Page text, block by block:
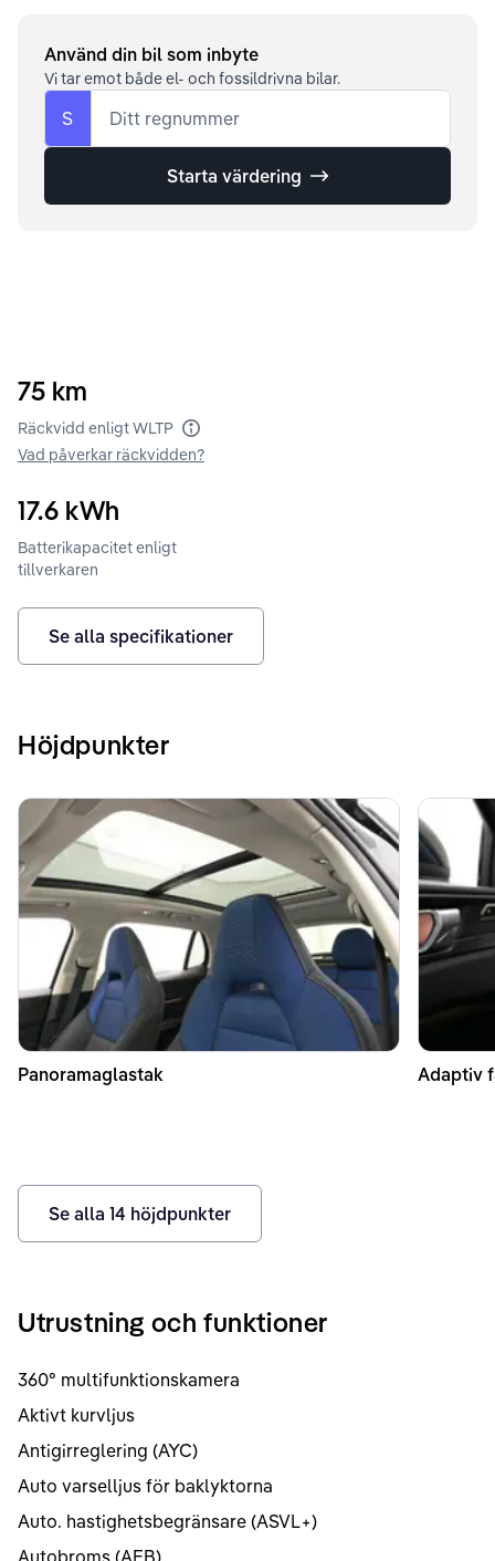
Använd din bil som inbyte
Vi tar emot både el- och fossildrivna bilar.
S Ditt regnummer
Starta värdering
75 km
Räckvidd enligt WLTP
Vad påverkar räckvidden?
17.6 kWh
Batterikapacitet enligt
tillverkaren
Se alla specifikationer
Höjdpunkter
Panoramaglastak Adaptiv
Se alla 14 höjdpunkter
Utrustning och funktioner
360° multifunktionskamera
Aktivt kurvljus
Antigirreglering (AYC)
Auto varselljus för baklyktorna
Auto. hastighetsbegränsare (ASVL+)